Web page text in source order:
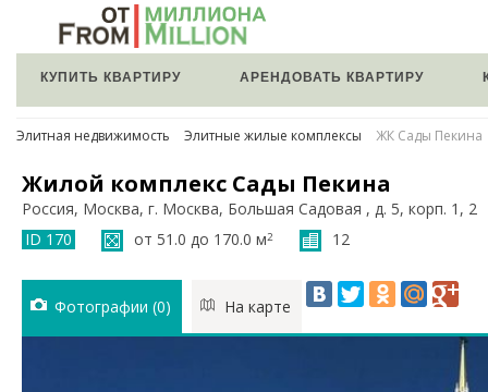
КУПИТЬ КВАРТИРУ АРЕНДОВАТЬ КВАРТИРУ
Элитная недвижимость Элитные жилые комплексы ЖК Сады Пекина
Жилой комплекс Сады Пекина
Россия, Москва, г. Москва, Большая Садовая , д. 5, корп. 1, 2
ID 170
от 51.0 до 170.0 м2 12
Фотографии (0) На карте